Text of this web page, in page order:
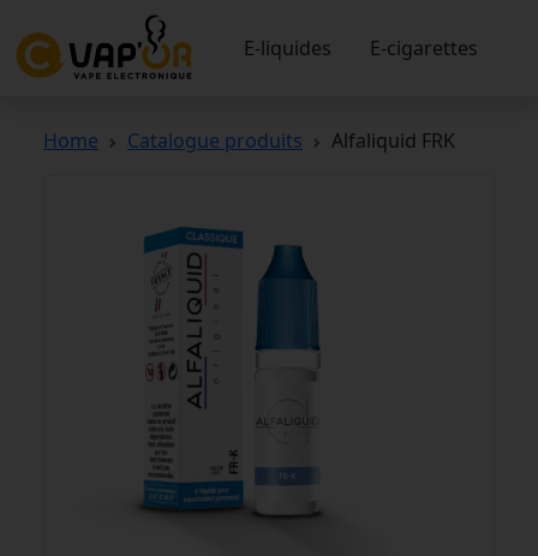
E-liquides E-cigarettes
Home Catalogue produits Alfaliquid FRK